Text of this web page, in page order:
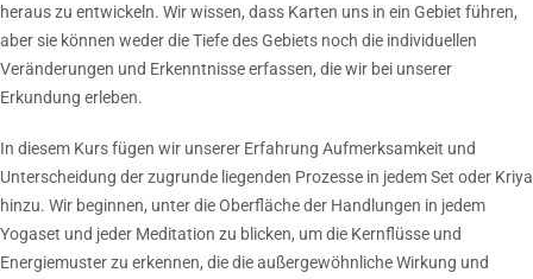
heraus zu entwickeln. Wir wissen, dass Karten uns in ein Gebiet führen,
aber sie können weder die Tiefe des Gebiets noch die individuellen
Veränderungen und Erkenntnisse erfassen, die wir bei unserer
Erkundung erleben.
In diesem Kurs fügen wir unserer Erfahrung Aufmerksamkeit und
Unterscheidung der zugrunde liegenden Prozesse in jedem Set oder Kriya
hinzu. Wir beginnen, unter die Oberfläche der Handlungen in jedem
Yogaset und jeder Meditation zu blicken, um die Kernflüsse und
Energiemuster zu erkennen, die die außergewöhnliche Wirkung und